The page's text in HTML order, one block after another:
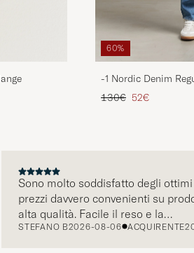
60%
-1 Nordic Denim
Prezzo ordinario
130€ Prezzo ridotto
52€
Sono molto soddisfatto degli ottimi
prezzi davvero convenienti su prodotti
alta qualità. Facile il reso e la
comunicazione tramite mail é pratica
STEFANO B2026-08-06 ACQUIRENTE